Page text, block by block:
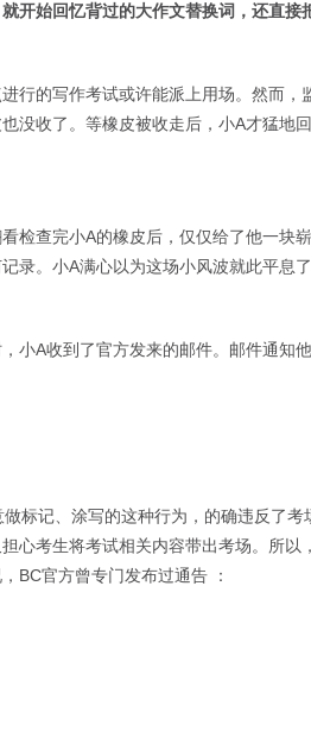
就开始回忆背过的大作文替换词，还直接
行的写作考试或许能派上用场。然而
没收了。等橡皮被收走后，小A才猛地
检查完小A的橡皮后，仅仅给了他一块
录。小A满心以为这场小风波就此平息了
小A收到了官方发来的邮件。邮件通知他
标记、涂写的这种行为，的确违反了
心考生将考试相关内容带出考场。所
BC官方曾专门发布过通告 ：